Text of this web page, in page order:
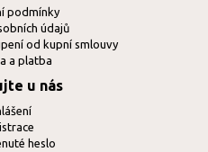
podmínky
údajů
od kupní smlouvy
a platba
u nás
heslo